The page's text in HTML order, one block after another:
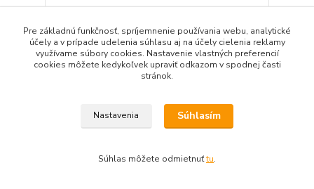
REMS Python Set V 40-50-63mm - 590022
1 742,66 EUR/ks
1 416,80 EURbez DPH
Pridať do košíka
Pre základnú funkčnosť, spríjemnenie používania webu, analytické
účely a v prípade udelenia súhlasu aj na účely cielenia reklamy
využívame súbory cookies. Nastavenie vlastných preferencií
cookies môžete kedykoľvek upraviť odkazom v spodnej časti
stránok.
Nastavenia Súhlasím
Súhlas môžete odmietnuťtu.